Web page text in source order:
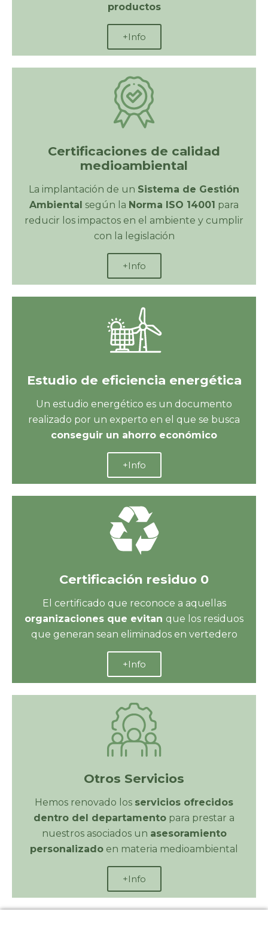
productos
+Info
Certificaciones de calidad
medioambiental
La implantación de un Sistema de Gestión
Ambiental según la Norma ISO 14001 para
reducir los impactos en el ambiente y cumplir
con la legislación
+Info
Estudio de eficiencia energética
Un estudio energético es un documento
realizado por un experto en el que se busca
conseguir un ahorro económico
+Info
Certificación residuo 0
El certificado que reconoce a aquellas
organizaciones que evitan que los residuos
que generan sean eliminados en vertedero
+Info
Otros Servicios
Hemos renovado los servicios ofrecidos
dentro del departamento para prestar a
nuestros asociados un asesoramiento
personalizado en materia medioambiental
+Info